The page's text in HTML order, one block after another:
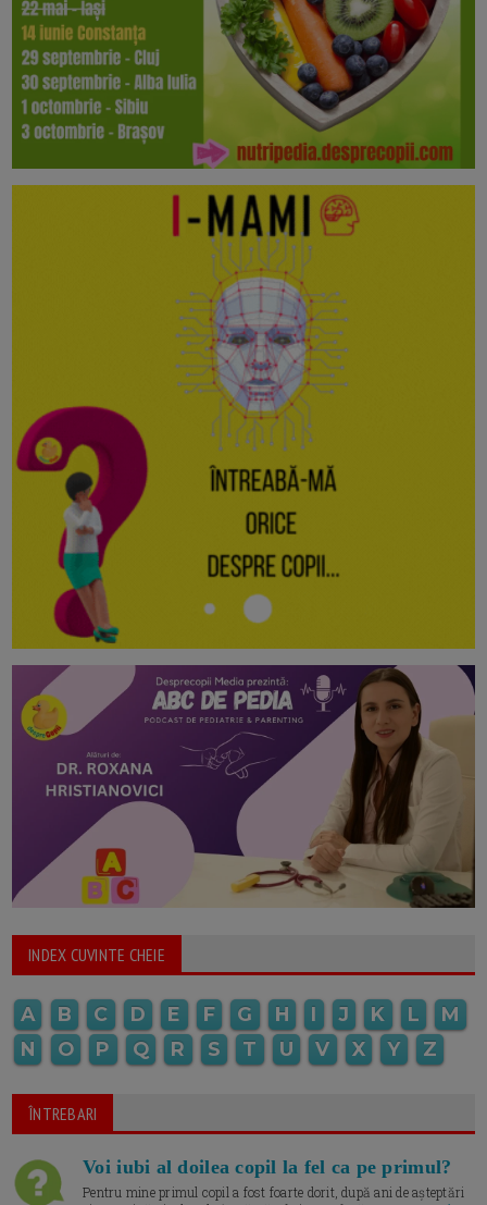
INDEX CUVINTE CHEIE
A B C D E F G H I J K L
M
N
O P Q R S T U V X Y Z
ÎNTREBARI
Voi iubi al doilea copil la fel ca pe primul?
Pentru mine primul copil a fost foarte dorit, după ani de așteptări